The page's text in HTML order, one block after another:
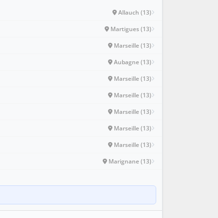
Allauch (13)
Martigues (13)
Marseille (13)
Aubagne (13)
Marseille (13)
Marseille (13)
Marseille (13)
Marseille (13)
Marseille (13)
Marignane (13)